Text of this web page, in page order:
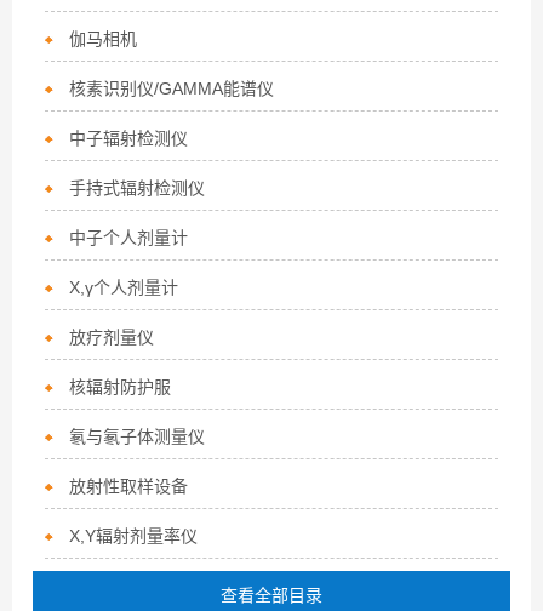
伽马相机
核素识别仪/GAMMA能谱仪
中子辐射检测仪
手持式辐射检测仪
中子个人剂量计
X,γ个人剂量计
放疗剂量仪
核辐射防护服
氡与氡子体测量仪
放射性取样设备
X,Y辐射剂量率仪
查看全部目录